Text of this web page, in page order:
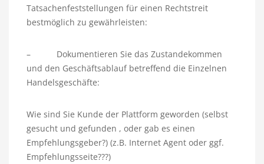
Tatsachenfeststellungen für einen Rechtstreit
bestmöglich zu gewährleisten:
– Dokumentieren Sie das Zustandekommen
und den Geschäftsablauf betreffend die Einzelnen
Handelsgeschäfte:
Wie sind Sie Kunde der Plattform geworden (selbst
gesucht und gefunden , oder gab es einen
Empfehlungsgeber?) (z.B. Internet Agent oder ggf.
Empfehlungsseite???)